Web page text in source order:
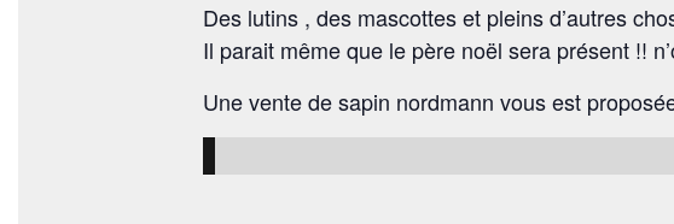
Des lutins , des mascottes et pleins d’autres
Il parait même que le père noël sera présent !!
Une vente de sapin nordmann vous est